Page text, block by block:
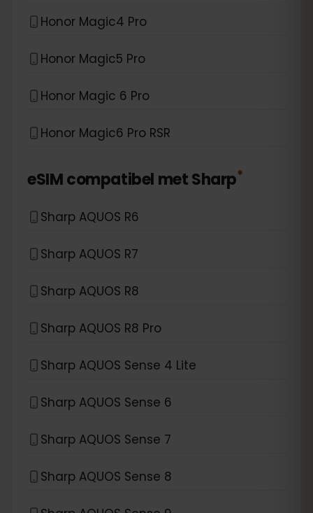
Honor Magic4 Pro
Honor Magic5 Pro
Honor Magic 6 Pro
Honor Magic6 Pro RSR
eSIM compatibel metSharp*
Sharp AQUOS R6
Sharp AQUOS R7
Sharp AQUOS R8
Sharp AQUOS R8 Pro
Sharp AQUOS Sense 4 Lite
Sharp AQUOS Sense 6
Sharp AQUOS Sense 7
Sharp AQUOS Sense 8